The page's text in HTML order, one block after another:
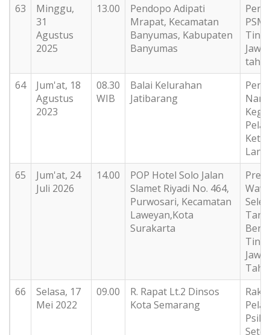
63
Minggu,
31
Agustus
2025
13.00
Pendopo Adipati
Mrapat, Kecamatan
Banyumas, Kabupaten
Banyumas
PSM
64
Jum'at, 18
Agustus
2023
08.30
WIB
Balai Kelurahan
Jatibarang
65
Jum'at, 24
Juli 2026
14.00
POP Hotel Solo Jalan
Slamet Riyadi No. 464,
Purwosari, Kecamatan
Laweyan,Kota
Surakarta
66
Selasa, 17
Mei 2022
09.00
R. Rapat Lt.2 Dinsos
Kota Semarang